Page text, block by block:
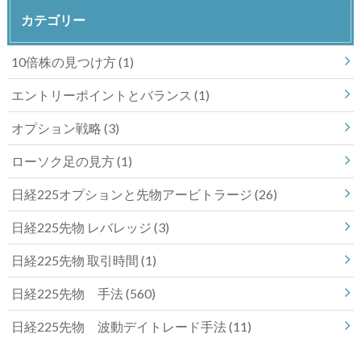
カテゴリー
10倍株の見つけ方(1)
エントリーポイントとバランス (1)
オプション戦略 (3)
ローソク足の見方(1)
日経225オプションと先物アービトラージ (26)
日経225先物 レバレッジ (3)
日経225先物 取引時間 (1)
日経225先物 手法(560)
日経225先物 波動デイトレード手法(11)